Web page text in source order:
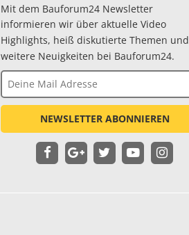
Mit dem Bauforum24 Newsletter
informieren wir über aktuelle Video
Highlights, heiß diskutierte Themen und
weitere Neuigkeiten bei Bauforum24.
NEWSLETTER ABONNIEREN